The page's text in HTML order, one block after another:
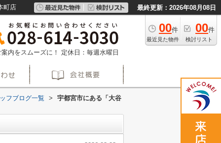
町店 最終更新：2026年08月08日
00件
最近見た物件
00件
検討リスト
内をスムーズに！ 定休日：毎週水曜日
フブログ一覧 >
宇都宮市にある「大谷